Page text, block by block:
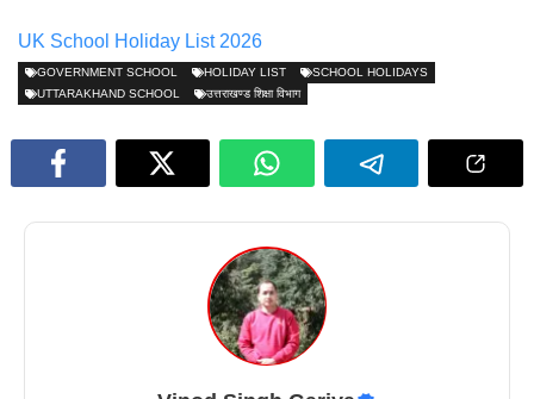
UK School Holiday List 2026
GOVERNMENT SCHOOL HOLIDAY LIST
SCHOOL HOLIDAYS
UTTARAKHAND SCHOOL
उत्तराखण्ड शिक्षा विभाग